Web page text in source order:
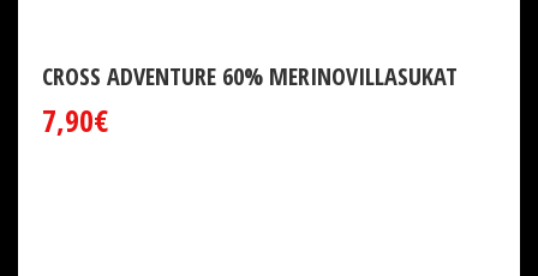
CROSS ADVENTURE 60% MERINOVILLASUKAT
7,90€